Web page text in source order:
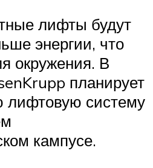
лифты будут
энергии, что
окружения. В
планирует
лифтовую систему
кампусе.